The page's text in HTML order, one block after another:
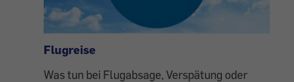
gefragtesten
Themen
Flugreise
Was tun bei Flugabsage, Verspätung oder